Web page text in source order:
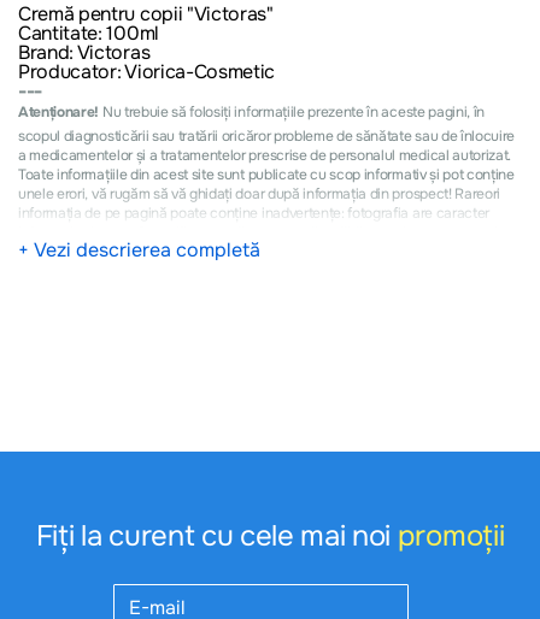
Cremă pentru copii "Victoras"
Cantitate: 100ml
Brand: Victoras
Producator: Viorica-Cosmetic
---
Atenționare! Nu trebuie să folosiți informațiile prezente în aceste pagini, în
scopul diagnosticării sau tratării oricăror probleme de sănătate sau de înlocuire
a medicamentelor și a tratamentelor prescrise de personalul medical autorizat.
Toate informațiile din acest site sunt publicate cu scop informativ și pot conține
unele erori, vă rugăm să vă ghidați doar după informația din prospect! Rareori
informația de pe pagină poate conţine inadvertenţe: fotografia are caracter
erori.
+ Vezi descrierea completă
Fiți la curent cu cele mai noi promoții